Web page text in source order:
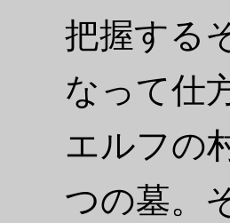
把握する
なって仕
エルフの
つの墓。